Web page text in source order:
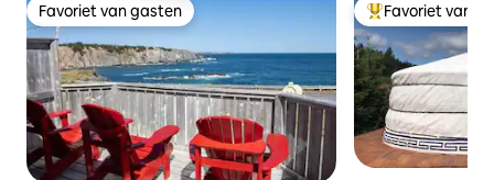
Favoriet van gasten
Favoriet van gasten Topfavoriet van
Favoriet van